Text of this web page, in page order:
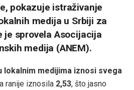
pokazuje istraživanje
medija u Srbiji za
je sprovela Asocijacija
medija (ANEM).
lokalnim medijima iznosi svega
ranije iznosila 2,53, što jasno